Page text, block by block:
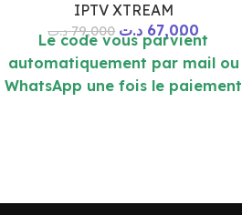
IPTV XTREAM
79,000 د.ت 67,000 د.ت
Le code vous parvient
automatiquement par mail ou
WhatsApp une fois le paiement